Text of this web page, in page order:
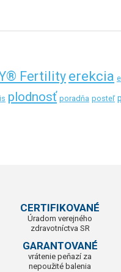
Fertility erekcia
plodnosť poradňa posteľ
CERTIFIKOVANÉ
Úradom verejného
zdravotníctva SR
GARANTOVANÉ
vrátenie peňazí za
nepoužité balenia